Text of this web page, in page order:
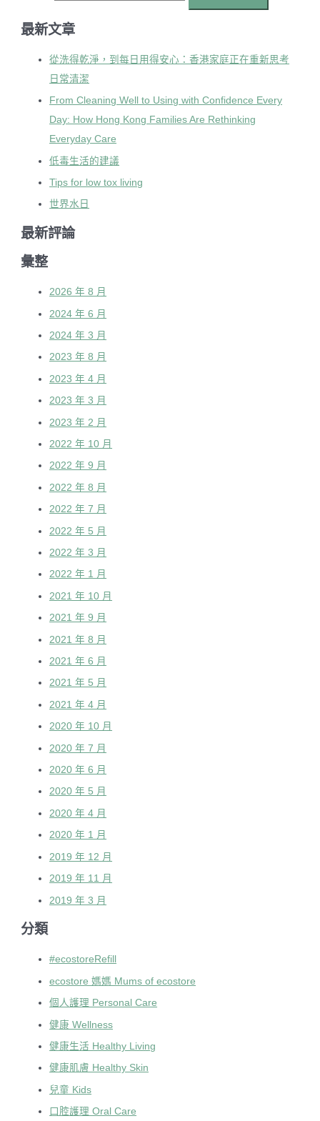
最新文章
從洗得乾淨，到每日用得安心：香港家庭正在重新思考
日常清潔
From Cleaning Well to Using with Confidence Every
Day: How Hong Kong Families Are Rethinking
Everyday Care
低毒生活的建議
Tips for low tox living
世界水日
最新評論
彙整
2026 年 8 月
2024 年 6 月
2024 年 3 月
2023 年 8 月
2023 年 4 月
2023 年 3 月
2023 年 2 月
2022 年 10 月
2022 年 9 月
2022 年 8 月
2022 年 7 月
2022 年 5 月
2022 年 3 月
2022 年 1 月
2021 年 10 月
2021 年 9 月
2021 年 8 月
2021 年 6 月
2021 年 5 月
2021 年 4 月
2020 年 10 月
2020 年 7 月
2020 年 6 月
2020 年 5 月
2020 年 4 月
2020 年 1 月
2019 年 12 月
2019 年 11 月
2019 年 3 月
分類
#ecostoreRefill
ecostore 媽媽 Mums of ecostore
個人護理 Personal Care
健康 Wellness
健康生活 Healthy Living
健康肌膚 Healthy Skin
兒童 Kids
口腔護理 Oral Care